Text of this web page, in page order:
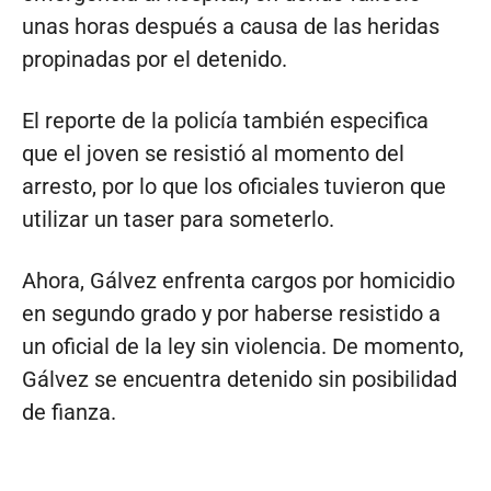
unas horas después a causa de las heridas
propinadas por el detenido.
El reporte de la policía también especifica
que el joven se resistió al momento del
arresto, por lo que los oficiales tuvieron que
utilizar un taser para someterlo.
Ahora, Gálvez enfrenta cargos por homicidio
en segundo grado y por haberse resistido a
un oficial de la ley sin violencia. De momento,
Gálvez se encuentra detenido sin posibilidad
de fianza.